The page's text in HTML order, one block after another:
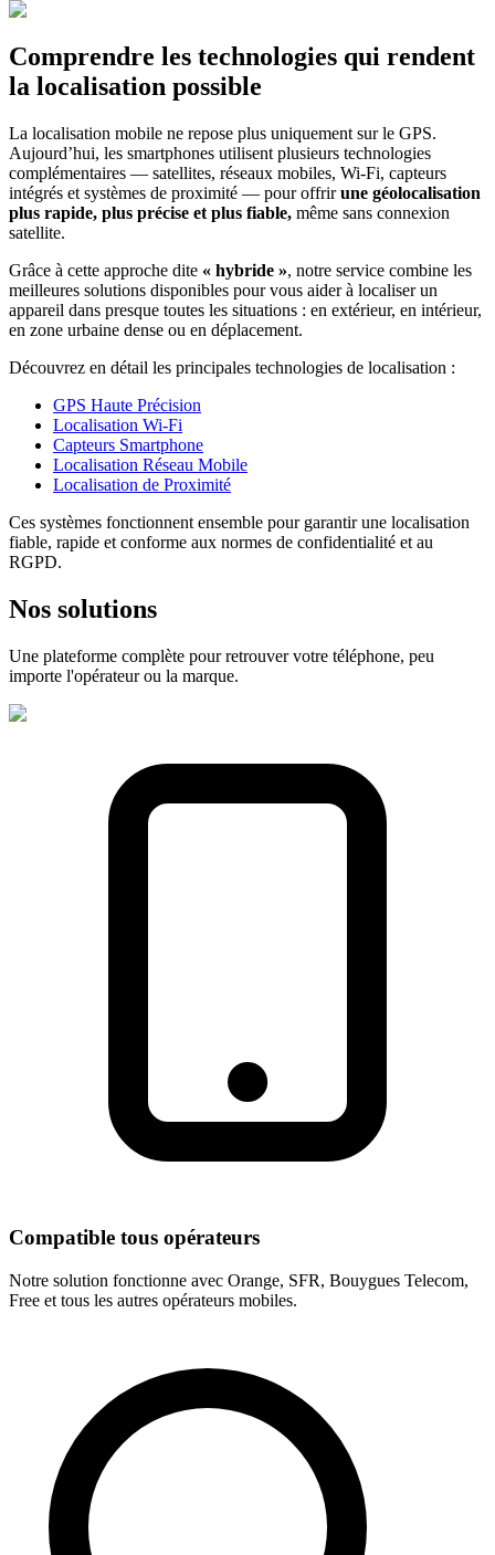
Comprendre les technologies qui rendent
la localisation possible
La localisation mobile ne repose plus uniquement sur le GPS.
Aujourd’hui, les smartphones utilisent plusieurs technologies
complémentaires — satellites, réseaux mobiles, Wi‑Fi, capteurs
intégrés et systèmes de proximité — pour offrirune géolocalisation
plus rapide, plus précise et plus fiable, même sans connexion
satellite.
Grâce à cette approche dite « hybride », notre service combine les
meilleures solutions disponibles pour vous aider à localiser un
appareil dans presque toutes les situations : en extérieur, en intérieur,
en zone urbaine dense ou en déplacement.
Découvrez en détail les principales technologies de localisation :
GPS Haute Précision
Localisation Wi‑Fi
Capteurs Smartphone
Localisation Réseau Mobile
Localisation de Proximité
Ces systèmes fonctionnent ensemble pour garantir une localisation
fiable, rapide et conforme aux normes de confidentialité et au
RGPD.
Nos solutions
Une plateforme complète pour retrouver votre téléphone, peu
importe l'opérateur ou la marque.
Compatible tous opérateurs
Notre solution fonctionne avec Orange, SFR, Bouygues Telecom,
Free et tous les autres opérateurs mobiles.